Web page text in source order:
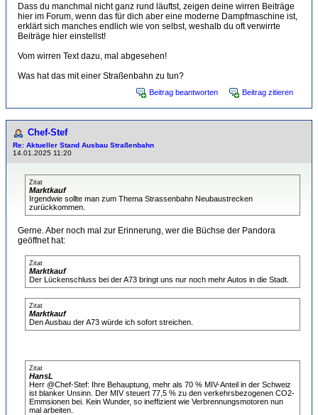
Dass du manchmal nicht ganz rund läuftst, zeigen deine wirren Beiträge
hier im Forum, wenn das für dich aber eine moderne Dampfmaschine ist,
erklärt sich manches endlich wie von selbst, weshalb du oft verwirrte
Beiträge hier einstellst!
Vom wirren Text dazu, mal abgesehen!
Was hat das mit einer Straßenbahn zu tun?
Beitrag beantworten Beitrag zitieren
Chef-Stef
Re: Aktueller Stand Ausbau Straßenbahn
14.01.2025 11:20
Zitat
Marktkauf
Irgendwie sollte man zum Thema Strassenbahn Neubaustrecken
zurückkommen.
Gerne. Aber noch mal zur Erinnerung, wer die Büchse der Pandora
geöffnet hat:
Zitat
Marktkauf
Der Lückenschluss bei der A73 bringt uns nur noch mehr Autos in die Stadt.
Zitat
Marktkauf
Den Ausbau der A73 würde ich sofort streichen.
Zitat
HansL
Herr @Chef-Stef: Ihre Behauptung, mehr als 70 % MIV-Anteil in der Schweiz
ist blanker Unsinn. Der MIV steuert 77,5 % zu den verkehrsbezogenen CO2-
Emmsionen bei. Kein Wunder, so ineffizient wie Verbrennungsmotoren nun
mal arbeiten.